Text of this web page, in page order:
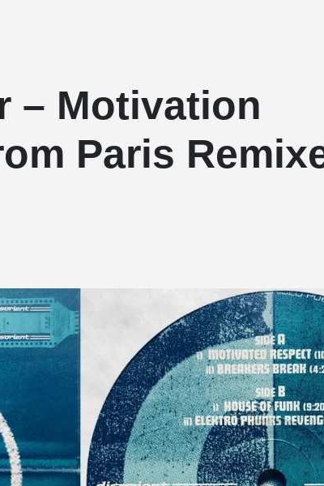
– Motivation
Paris